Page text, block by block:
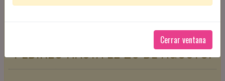
ESTOS DÍAS PODRÁN BUSCAR SU
PERFUME EN LA WEB PERO NO
PEDIRLO HASTA EL 29 DE AGOSTO.
Cerrar ventana